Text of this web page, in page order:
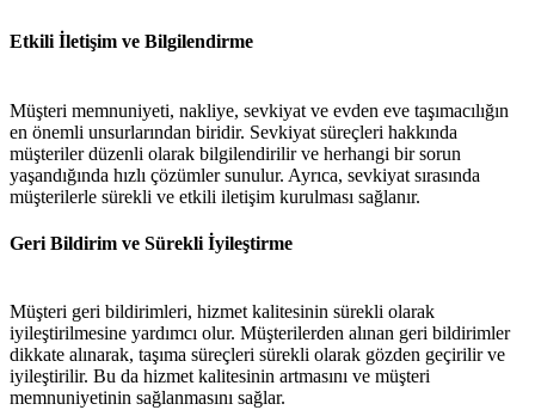
Etkili İletişim ve Bilgilendirme
Müşteri memnuniyeti, nakliye, sevkiyat ve evden eve taşımacılığın
en önemli unsurlarından biridir. Sevkiyat süreçleri hakkında
müşteriler düzenli olarak bilgilendirilir ve herhangi bir sorun
yaşandığında hızlı çözümler sunulur. Ayrıca, sevkiyat sırasında
müşterilerle sürekli ve etkili iletişim kurulması sağlanır.
Geri Bildirim ve Sürekli İyileştirme
Müşteri geri bildirimleri, hizmet kalitesinin sürekli olarak
iyileştirilmesine yardımcı olur. Müşterilerden alınan geri bildirimler
dikkate alınarak, taşıma süreçleri sürekli olarak gözden geçirilir ve
iyileştirilir. Bu da hizmet kalitesinin artmasını ve müşteri
memnuniyetinin sağlanmasını sağlar.